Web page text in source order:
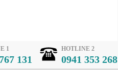
HOTLINE 2
0941 353 268
1
131